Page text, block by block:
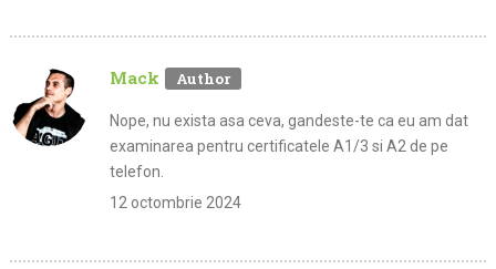
Mack
Nope, nu exista asa ceva, gandeste-te ca eu am dat
examinarea pentru certificatele A1/3 si A2 de pe
telefon.
12 octombrie 2024